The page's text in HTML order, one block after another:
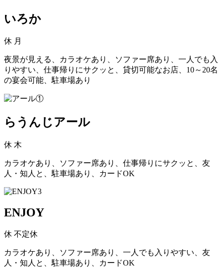
いろか
休 月
夜景が見える、カラオケあり、ソファー席あり、一人でも入
りやすい、仕事帰りにサクッと、貸切可能なお店、10～20名
の宴会可能、駐車場あり
らうんじアール
休 木
カラオケあり、ソファー席あり、仕事帰りにサクッと、友
人・知人と、駐車場あり、カードOK
ENJOY
休 不定休
カラオケあり、ソファー席あり、一人でも入りやすい、友
人・知人と、駐車場あり、カードOK